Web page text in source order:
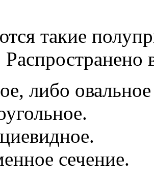
такие
Распространено
либо
сечение.